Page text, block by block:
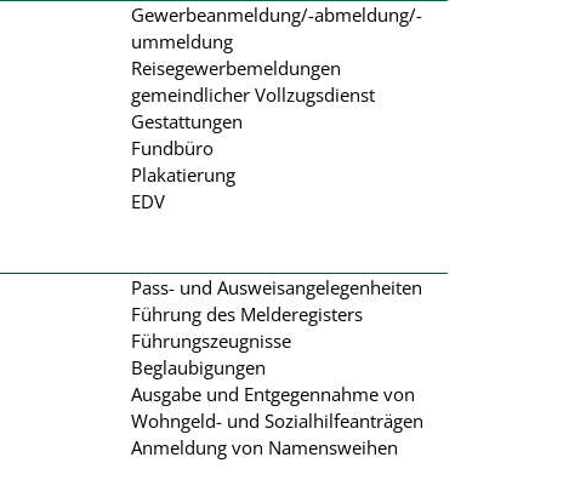
Gewerbeanmeldung/-abmeldung/-
ummeldung
Reisegewerbemeldungen
gemeindlicher Vollzugsdienst
Gestattungen
Fundbüro
Plakatierung
EDV
Pass- und Ausweisangelegenheiten
Führung des Melderegisters
Führungszeugnisse
Beglaubigungen
Ausgabe und Entgegennahme von
Wohngeld- und Sozialhilfeanträgen
Anmeldung von Namensweihen